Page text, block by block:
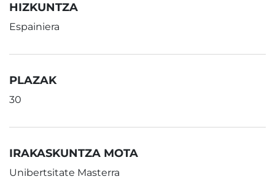
HIZKUNTZA
Espainiera
PLAZAK
30
IRAKASKUNTZA MOTA
Unibertsitate Masterra